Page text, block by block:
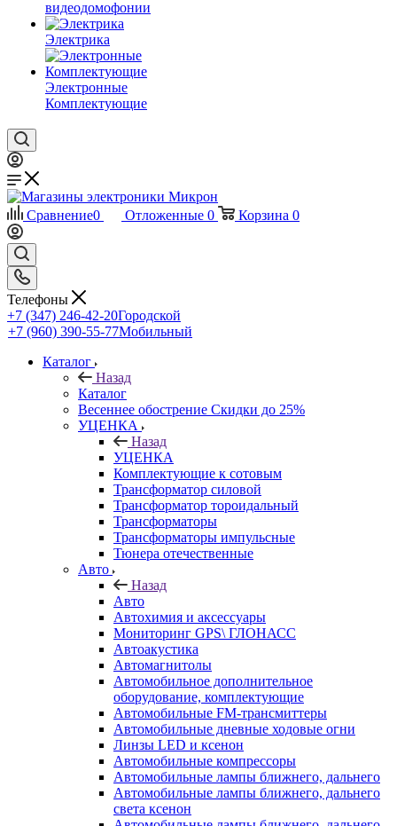
видеодомофонии
Электрика
Электронные
Комплектующие
Сравнение0 Отложенные 0 Корзина 0
Телефоны
+7 (347) 246-42-20Городской
+7 (960) 390-55-77Мобильный
Каталог
Назад
Каталог
Весеннее обострение Скидки до 25%
УЦЕНКА
Назад
УЦЕНКА
Комплектующие к сотовым
Трансформатор силовой
Трансформатор тороидальный
Трансформаторы
Трансформаторы импульсные
Тюнера отечественные
Авто
Назад
Авто
Автохимия и аксессуары
Мониторинг GPS\ ГЛОНАСС
Автоакустика
Автомагнитолы
Автомобильное дополнительное
оборудование, комплектующие
Автомобильные FM-трансмиттеры
Автомобильные дневные ходовые огни
Линзы LED и ксенон
Автомобильные компрессоры
Автомобильные лампы ближнего, дальнего
Автомобильные лампы ближнего, дальнего
света ксенон